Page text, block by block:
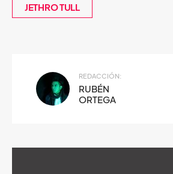
JETHRO TULL
REDACCIÓN:
RUBÉN
ORTEGA